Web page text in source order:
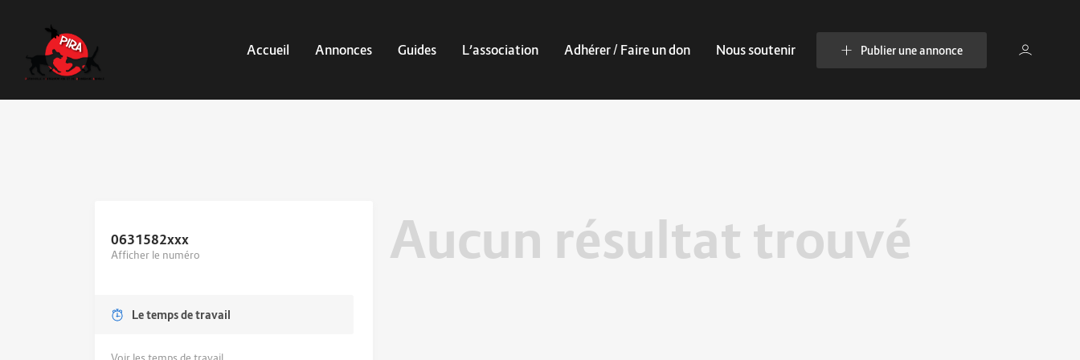
Accueil Annonces Guides L’association Adhérer / Faire un don Nous soutenir Publier une annonce
0631582xxx
Afficher le numéro
Le temps de travail
Aucun résultat trouvé